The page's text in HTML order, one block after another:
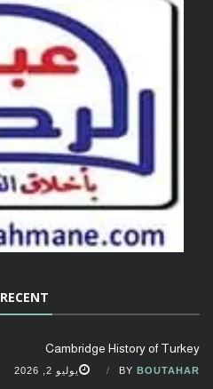
RECENT
Cambridge History of Turkey
BY BOUTAHAR يوليو 2, 2026